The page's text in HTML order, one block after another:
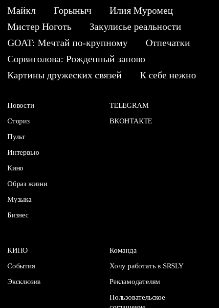
Майкл
Горыныч
Илия Муромец
Мистер Ноготь
Закулисье реальности
GOAT: Мечтай по-крупному
Отпечатки
Сорвиголова: Рожденный заново
Картины дружеских связей
К себе нежно
Новости
Сториз
Пульт
Интервью
Кино
Образ жизни
Музыка
Бизнес
TELEGRAM
ВКОНТАКТЕ
КИНО
События
Эксклюзив
Команда
Хочу работать в SRSLY
Рекламодателям
Пользовательское